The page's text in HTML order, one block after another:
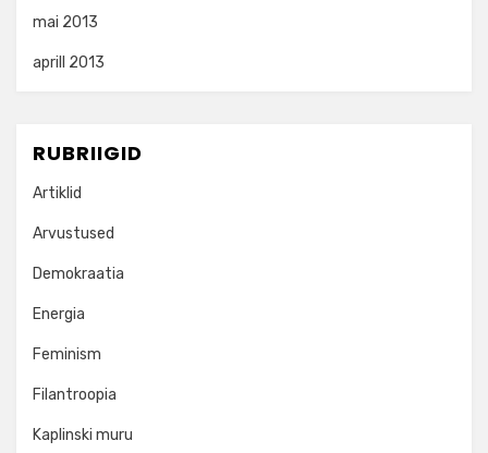
mai 2013
aprill 2013
RUBRIIGID
Artiklid
Arvustused
Demokraatia
Energia
Feminism
Filantroopia
Kaplinski muru